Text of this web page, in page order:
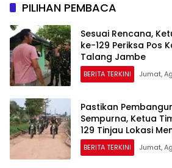
PILIHAN PEMBACA
Sesuai Rencana,
ke-129 Periksa Pos
Talang Jambe
BERITA TERKINI Jumat,
Pastikan
Sempurna, Ketua
129 Tinjau Lokasi
BERITA TERKINI Jumat,